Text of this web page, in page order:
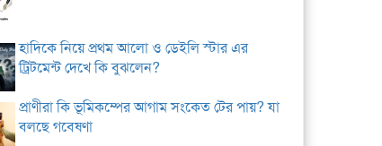
হাদিকে নিয়ে প্রথম আলো ও ডেইলি স্টার এর
ট্রিটমেন্ট দেখে কি বুঝলেন?
প্রাণীরা কি ভূমিকম্পের আগাম সংকেত টের পায়? যা
বলছে গবেষণা